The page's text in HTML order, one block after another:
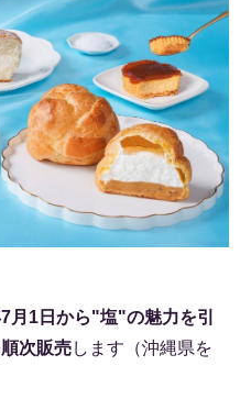
月1日から"塩"の魅力を引
次販売します（沖縄県を